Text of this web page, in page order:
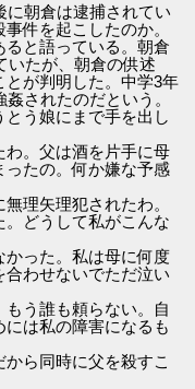
朝倉は逮捕されてい
件を起こしたのか。
と語っている。朝倉
いたが、朝倉の供述
が判明した。中学3年
されたのだという。
う娘にまで手を出し
わ。父は酒を片手に母
ったの。何か嫌な予感
理矢理犯されたわ。
どうして私がこんな
かった。私は母に何度
合わせないでただ泣い
う誰も頼らない。自
は私の障害になるも
ら同時に父を殺すこ